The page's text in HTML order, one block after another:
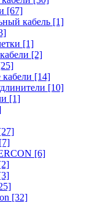
[67]
кабель [1]
[1]
[2]
[14]
[10]
[1]
[7]
[6]
[32]